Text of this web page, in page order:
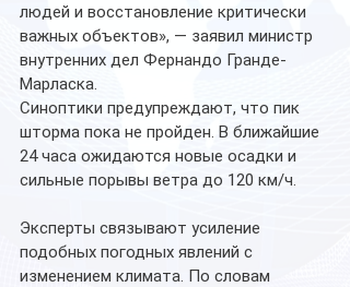
людей и восстановление критически
важных объектов», — заявил министр
внутренних дел Фернандо Гранде-
Марласка.
Синоптики предупреждают, что пик
шторма пока не пройден. В ближайшие
24 часа ожидаются новые осадки и
сильные порывы ветра до 120 км/ч.
Эксперты связывают усиление
подобных погодных явлений с
изменением климата. По словам